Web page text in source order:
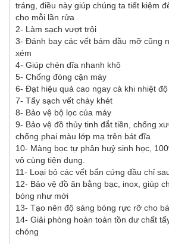
tráng, điều này giúp chúng ta tiết kiệm
cho mỗi lần rửa
2- Làm sạch vượt trội
3- Đánh bay các vết bám dầu mỡ cũng
xém
4- Giúp chén dĩa nhanh khô
5- Chống đóng cặn máy
6- Đạt hiệu quả cao ngay cả khi nhiệt
7- Tẩy sạch vết cháy khét
8- Bảo vệ bộ lọc của máy
9- Bảo vệ đồ thủy tinh đắt tiền, chống
chống phai màu lớp mạ trên bát đĩa
10- Màng bọc tự phân huỷ sinh học,
vô cùng tiện dụng.
11- Loại bỏ các vết bẩn cứng đầu chỉ
12- Bảo vệ đồ ăn bằng bạc, inox, giúp
bóng như mới
13- Tạo nên độ sáng bóng rực rỡ cho
14- Giải phòng hoàn toàn tồn dư chất
chóng